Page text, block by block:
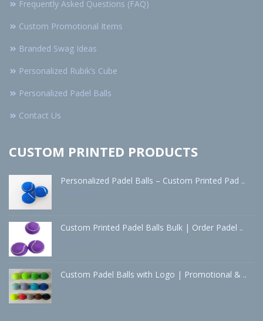
Frequently Asked Questions (FAQ)
Custom Promotional Items
Branded Swag Ideas
Personalized Rubik’s Cube
Personalized Padel Balls
Contact Us
CUSTOM PRINTED PRODUCTS
Personalized Padel Balls – Custom Printed Pad ..
Custom Printed Padel Balls Bulk | Order Padel ..
Custom Padel Balls with Logo | Promotional & ..